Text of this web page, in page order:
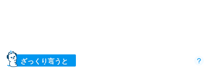
ざっくり言うと